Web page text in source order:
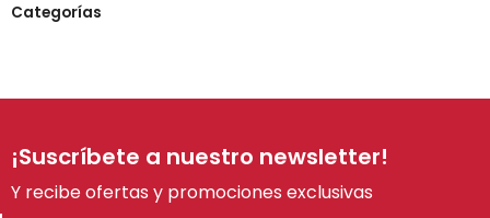
Categorías
¡Suscríbete a nuestro newsletter!
Y recibe ofertas y promociones exclusivas